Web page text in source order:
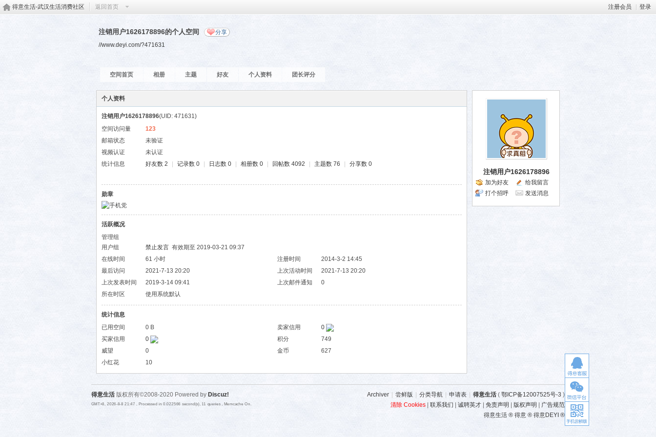
注册会员 登录
得意生活-武汉生活消费社区 返回首页
注销用户1626178896的个人空间 分享
//www.deyi.com/?471631
空间首页 相册 主题 好友 个人资料 团长评分
个人资料
注销用户1626178896(UID: 471631)
空间访问量
123
邮箱状态
未验证
视频认证
未认证
统计信息
好友数 2 记录数 0 日志数 0 相册数 0 回帖数 4092 主题数 76 分享数 0
勋章
活跃概况
管理组
用户组
禁止发言 有效期至 2019-03-21 09:37
在线时间
61 小时 注册时间
2014-3-2 14:45
最后访问
2021-7-13 20:20 上次活动时间
2021-7-13 20:20
上次发表时间
2019-3-14 09:41 上次邮件通知
0
所在时区
使用系统默认
统计信息
已用空间
0 B 卖家信用
0
买家信用
0 积分
749
威望
0 金币
627
小红花
10
注销用户1626178896
加为好友
给我留言
打个招呼
发送消息
Archiver 尝鲜版 分类导航 申请表 得意生活 ( 鄂ICP备12007525号-3 )
清除 Cookies
联系我们 诚聘英才 免责声明 版权声明
广告规范
得意生活 ® 得意 ® 得意DEYI ®
得意生活 版权所有©2008-2020 Powered by Discuz!
GMT+8, 2026-8-8 21:47 , Processed in 0.022566 second(s), 11 queries , Memcache On.